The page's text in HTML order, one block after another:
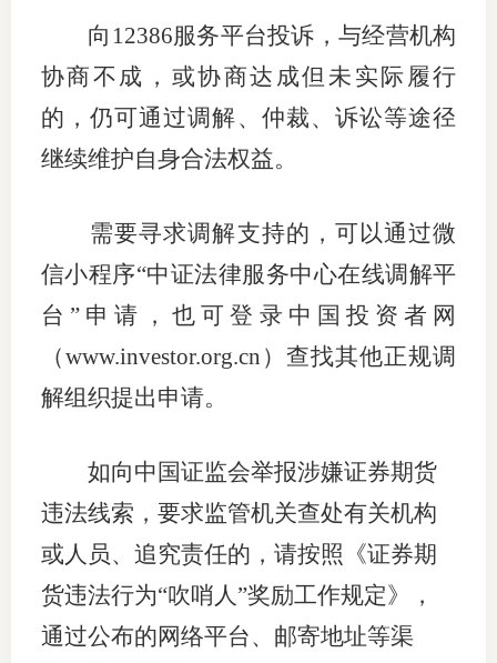
向 12386服务平台投诉，与经营机构
协商不成，或协商达成但未实际履行
的，仍可通过调解、仲裁、诉讼等途径
继续维护自身合法权益。
需要寻求调解支持的，可以通过微
信小程序“中证法律服务中心在线调解平
台”申请，也可登录中国投资者网
（www.investor.org.cn ）查找其他正规调
解组织提出申请。
如向中国证监会举报涉嫌证券期货
违法线索，要求监管机关查处有关机构
或人员、追究责任的，请按照《证券期
货违法行为“吹哨人”奖励工作规定》，
通过公布的网络平台、邮寄地址等渠